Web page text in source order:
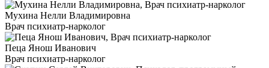
Мухина Нелли Владимировна
Врач психиатр-нарколог
Пеца Янош Иванович
Врач психиатр-нарколог